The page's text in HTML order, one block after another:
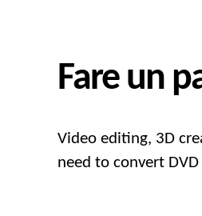
Fare un
Video editing, 3D
need to convert